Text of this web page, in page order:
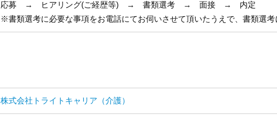
応募 → ヒアリング(ご経歴等) → 書類選考 → 面接 → 内定
※書類選考に必要な事項をお電話にてお伺いさせて頂いたうえで、書類選考
株式会社トライトキャリア（介護）